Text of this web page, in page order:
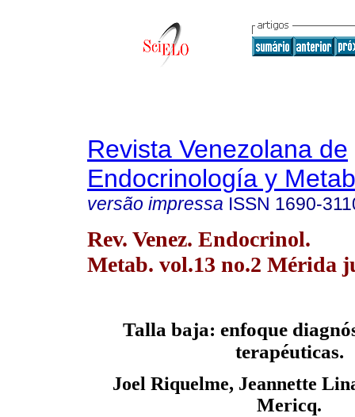
Revista Venezolana de
Endocrinología y
versão impressa ISSN 1690-
Rev. Venez. Endocrinol.
Metab. vol.13 no.2 Mérida
Talla baja: enfoque
terapéuticas.
Joel Riquelme, Jeannette
Mericq.